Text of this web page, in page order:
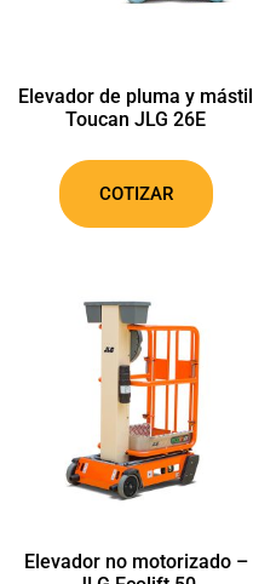
Elevador de pluma y mástil
Toucan JLG 26E
COTIZAR
Elevador no motorizado –